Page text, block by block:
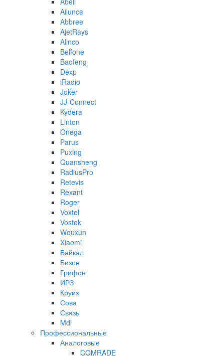
Ailunce
Abbree
AjetRays
Alinco
Belfone
Baofeng
Dexp
iRadio
Joker
JJ-Connect
Kydera
Linton
Onega
Parus
Puxing
Quansheng
RadiusPro
Retevis
Rexant
Roger
Voxtel
Vostok
Wouxun
Xiaomi
Байкал
Бизон
Грифон
ИРЗ
Круиз
Сова
Связь
Mdi
Профессиональные
Аналоговые
COMRADE